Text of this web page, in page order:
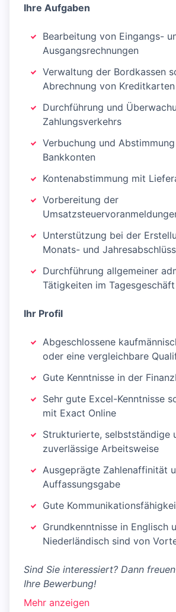
Ihre Aufgaben
Bearbeitung von Eingangs-
Ausgangsrechnungen
Verwaltung der Bordkassen
Abrechnung von Kreditkarten
Durchführung und
Zahlungsverkehrs
Verbuchung und
Bankkonten
Kontenabstimmung mit
Vorbereitung der
Unterstützung bei der
Monats- und
Durchführung allgemeiner
Tätigkeiten im Tagesgeschäft
Ihr Profil
Abgeschlossene
oder eine vergleichbare
Gute Kenntnisse in der
Sehr gute Excel-Kenntnisse
mit Exact Online
Strukturierte, selbstständige
zuverlässige Arbeitsweise
Ausgeprägte Zahlenaffinität
Auffassungsgabe
Gute
Grundkenntnisse in Englisch
Niederländisch sind von
Sind Sie interessiert? Dann
Ihre Bewerbung!
Mehr anzeigen